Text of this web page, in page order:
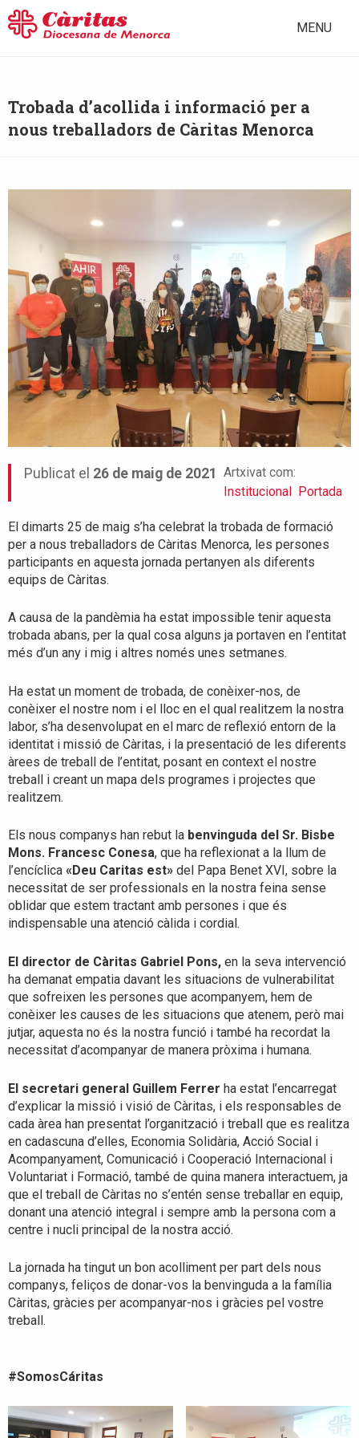
MENU
Trobada d’acollida i informació per a
nous treballadors de Càritas Menorca
Publicat el 26 de maig de 2021 Artxivat com:
Institucional Portada
El dimarts 25 de maig s’ha celebrat la trobada de formació
per a nous treballadors de Càritas Menorca, les persones
participants en aquesta jornada pertanyen als diferents
equips de Càritas.
A causa de la pandèmia ha estat impossible tenir aquesta
trobada abans, per la qual cosa alguns ja portaven en l’entitat
més d’un any i mig i altres només unes setmanes.
Ha estat un moment de trobada, de conèixer-nos, de
conèixer el nostre nom i el lloc en el qual realitzem la nostra
labor, s’ha desenvolupat en el marc de reflexió entorn de la
identitat i missió de Càritas, i la presentació de les diferents
àrees de treball de l’entitat, posant en context el nostre
treball i creant un mapa dels programes i projectes que
realitzem.
Els nous companys han rebut la benvinguda del Sr. Bisbe
Mons. Francesc Conesa, que ha reflexionat a la llum de
l’encíclica «Deu Caritas est» del Papa Benet XVI, sobre la
necessitat de ser professionals en la nostra feina sense
oblidar que estem tractant amb persones i que és
indispensable una atenció càlida i cordial.
El director de Càritas Gabriel Pons, en la seva intervenció
ha demanat empatia davant les situacions de vulnerabilitat
que sofreixen les persones que acompanyem, hem de
conèixer les causes de les situacions que atenem, però mai
jutjar, aquesta no és la nostra funció i també ha recordat la
necessitat d’acompanyar de manera pròxima i humana.
El secretari general Guillem Ferrer ha estat l’encarregat
d’explicar la missió i visió de Càritas, i els responsables de
cada àrea han presentat l’organització i treball que es realitza
en cadascuna d’elles, Economia Solidària, Acció Social i
Acompanyament, Comunicació i Cooperació Internacional i
Voluntariat i Formació, també de quina manera interactuem, ja
que el treball de Càritas no s’entén sense treballar en equip,
donant una atenció integral i sempre amb la persona com a
centre i nucli principal de la nostra acció.
La jornada ha tingut un bon acolliment per part dels nous
companys, feliços de donar-vos la benvinguda a la família
Càritas, gràcies per acompanyar-nos i gràcies pel vostre
treball.
#SomosCáritas